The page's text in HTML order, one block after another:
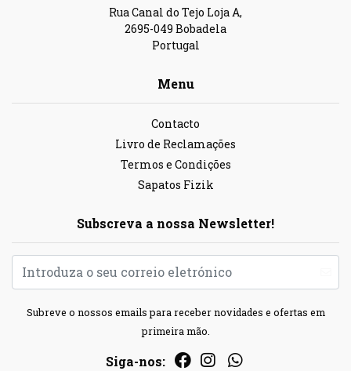
Rua Canal do Tejo Loja A,
2695-049 Bobadela
Portugal
Menu
Contacto
Livro de Reclamações
Termos e Condições
Sapatos Fizik
Subscreva a nossa Newsletter!
Subreve o nossos emails para receber novidades e ofertas em
primeira mão.
Siga-nos: